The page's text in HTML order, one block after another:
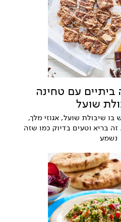
ביתיים עם טחינה
שועל
בו שיבולת שועל, אגוזי מלך,
בריא וטעים בדיוק כמו שזה
נשמע